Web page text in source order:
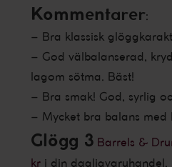
Kommentarer:
– Bra klassisk
– God välbalanserad,
lagom sötma. Bäst!
– Bra smak! God, syrlig
– Mycket bra balans med
Glögg 3 Barrels &
kr i din dagligvaruhandel.